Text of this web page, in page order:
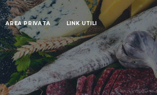
AREA PRIVATA LINK UTILI